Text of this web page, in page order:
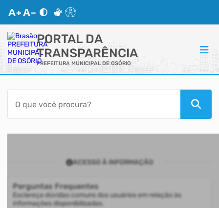
PORTAL DA
TRANSPARÊNCIA
PREFEITURA MUNICIPAL DE OSÓRIO
ACESSO RÁPIDO
Acessibilidade
Autoatendimento
Mapa do Site
ACESSO À INFORMAÇÃO
Perguntas Frequentes
Esclareça dúvidas comuns dos usuários em relação às
informações disponibilizadas.